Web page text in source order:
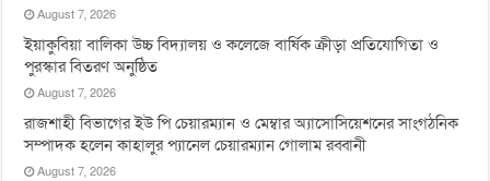
August 7, 2026
ইয়াকুবিয়া বালিকা উচ্চ বিদ্যালয় ও কলেজে বার্ষিক ক্রীড়া প্রতিযোগিতা ও
পুরস্কার বিতরণ অনুষ্ঠিত
August 7, 2026
রাজশাহী বিভাগের ইউ পি চেয়ারম্যান ও মেম্বার অ্যাসোসিয়েশনের সাংগঠনিক
সম্পাদক হলেন কাহালুর প্যানেল চেয়ারম্যান গোলাম রব্বানী
August 7, 2026